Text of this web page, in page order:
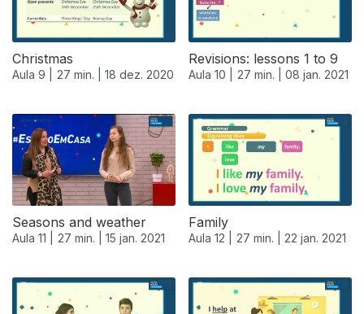
Christmas
Aula 9 | 27 min. | 18 dez. 2020
Revisions: lessons 1 to 9
Aula 10 | 27 min. | 08 jan. 2021
Seasons and weather
Aula 11 | 27 min. | 15 jan. 2021
Family
Aula 12 | 27 min. | 22 jan. 2021
519467